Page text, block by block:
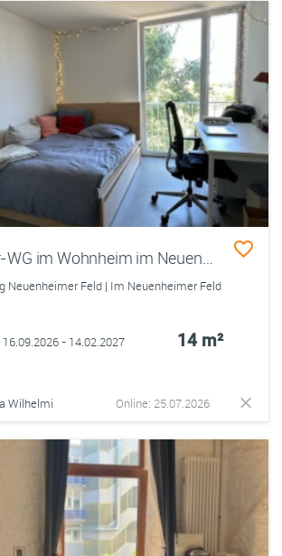
Zimmer in 4er-WG im Wohnheim im Neuenheimer Feld
Neuenheimer Feld | Im Neuenheimer Feld
16.09.2026 - 14.02.2027 14 m²
Wilhelmi Online: 25.07.2026